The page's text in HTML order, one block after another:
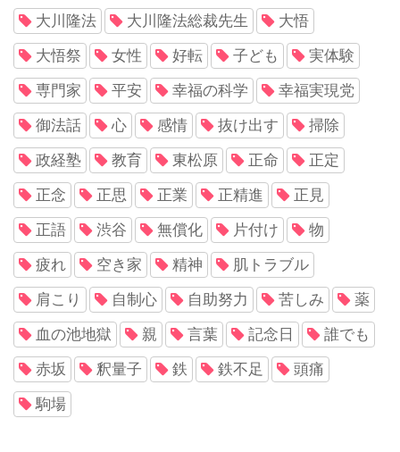
大川隆法 大川隆法総裁先生 大悟
大悟祭 女性 好転 子ども 実体験
専門家 平安 幸福の科学 幸福実現党
御法話 心 感情 抜け出す 掃除
政経塾 教育 東松原 正命 正定
正念 正思 正業 正精進 正見
正語 渋谷 無償化 片付け 物
疲れ 空き家 精神 肌トラブル
肩こり 自制心 自助努力 苦しみ 薬
血の池地獄 親 言葉 記念日 誰でも
赤坂 釈量子 鉄 鉄不足 頭痛
駒場